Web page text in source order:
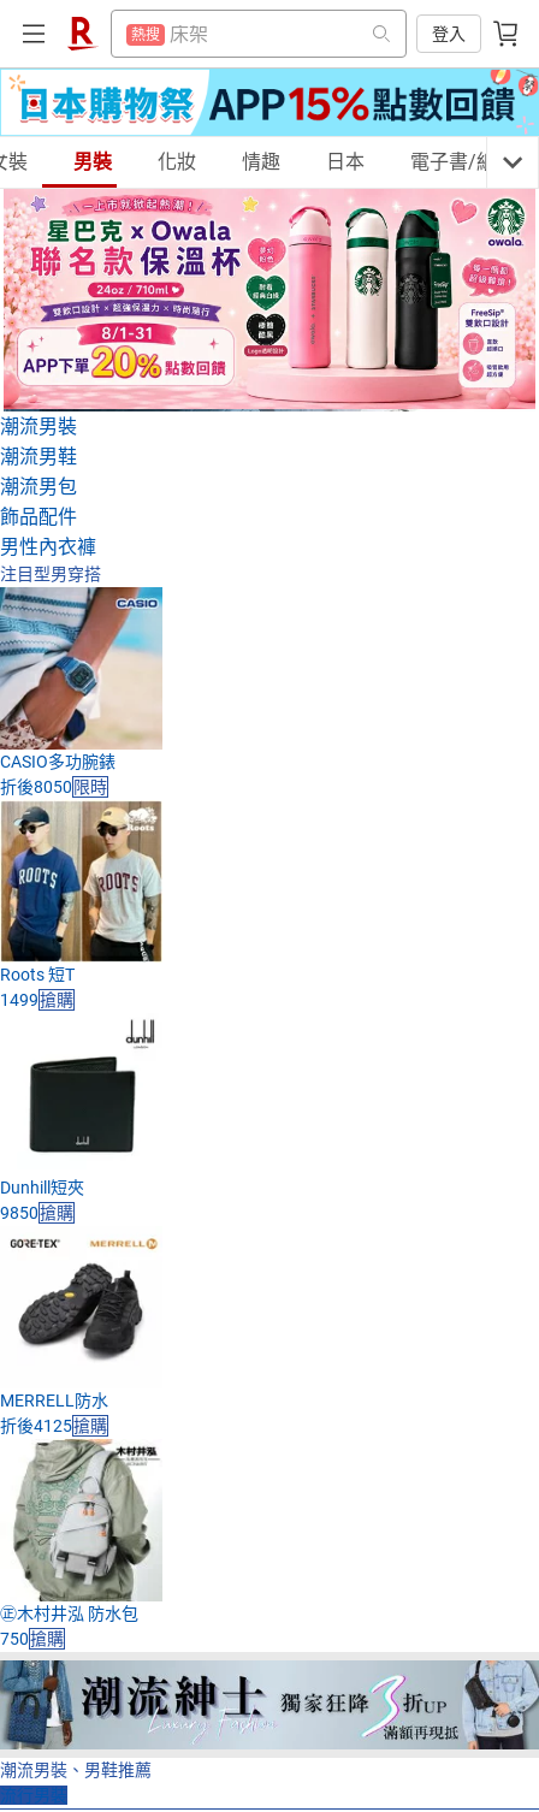
熱搜 電子閱讀器
熱搜 平板電腦
熱搜 點數10%
熱門飯店推薦
登入
熱搜 平板電腦
熱搜 點數10%
熱搜 熱門飯店推薦
購物網分類
天天免運 美食蛋糕 養生保健 民生用品
居家生活 3C家電 運動休閒 親子玩具
女裝
日本購物
裝 男裝 化妝 情趣 日本 電子書/紙本書
潮流男裝
潮流男鞋
潮流男包
飾品配件
男性內衣褲
注目型男穿搭
CASIO多功腕錶
折後8050 限時
Roots 短T
1499搶購
Dunhill短夾
9850搶購
MERRELL防水
折後4125搶購
㊣木村井泓 防水包
750搶購
潮流男裝、男鞋推薦
流行男裝